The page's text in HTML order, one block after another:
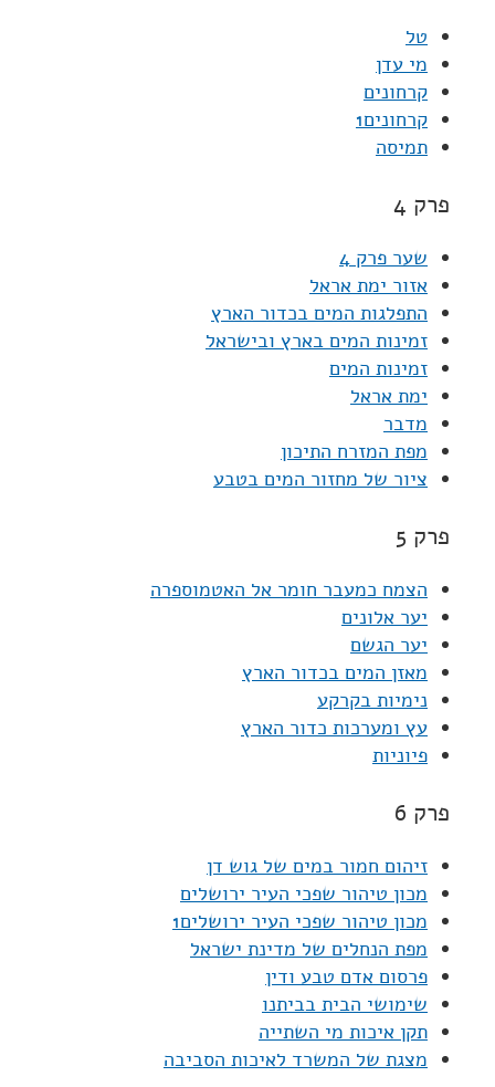
טל
מי עדן
קרחונים
קרחונים1
תמיסה
פרק 4
שער פרק 4
אזור ימת אראל
התפלגות המים בכדור הארץ
זמינות המים בארץ ובישראל
זמינות המים
ימת אראל
מדבר
מפת המזרח התיכון
ציור של מחזור המים בטבע
פרק 5
הצמח כמעבר חומר אל האטמוספרה
יער אלונים
יער הגשם
מאזן המים בכדור הארץ
נימיות בקרקע
עץ ומערכות כדור הארץ
פיוניות
פרק 6
זיהום חמור במים של גוש דן
מכון טיהור שפכי העיר ירושלים
מכון טיהור שפכי העיר ירושלים1
מפת הנחלים של מדינת ישראל
פרסום אדם טבע ודין
שימושי הבית בביתנו
תקן איכות מי השתייה
מצגת של המשרד לאיכות הסביבה